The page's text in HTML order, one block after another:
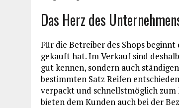
Das Herz des
Für die Betreiber des Shops
gekauft hat. Im Verkauf sind
gut kennen, sondern auch
bestimmten Satz Reifen
verpackt und schnellstmöglich zum
bieten dem Kunden auch bei der